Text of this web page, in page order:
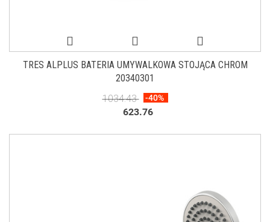
TRES ALPLUS BATERIA UMYWALKOWA STOJĄCA CHROM
20340301
1034.43
-40%
623.76